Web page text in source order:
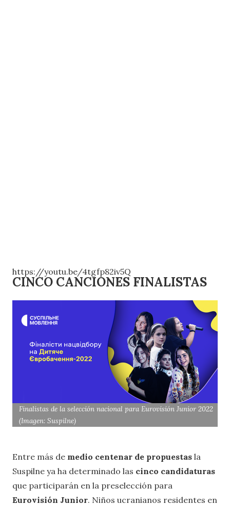
https://youtu.be/4tgfp82iv5Q
CINCO CANCIONES FINALISTAS
Finalistas de la selección nacional para Eurovisión Junior 2022
(Imagen: Suspilne)
Entre más de medio centenar de propuestas la
Suspilne ya ha determinado las cinco candidaturas
que participarán en la preselección para
Eurovisión Junior. Niños ucranianos residentes en